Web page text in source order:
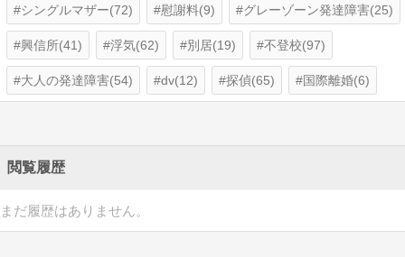
シングルマザー(72) 慰謝料(9) グレーゾーン発達障害(25)
興信所(41) 浮気(62) 別居(19) 不登校(97)
大人の発達障害(54) dv(12) 探偵(65) 国際離婚(6)
閲覧履歴
まだ履歴はありません。